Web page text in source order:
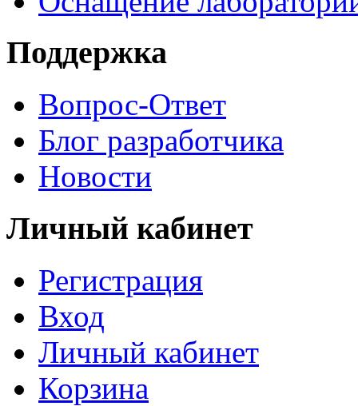
Поддержка
Вопрос-Ответ
Блог разработчика
Новости
Личный кабинет
Регистрация
Вход
Личный кабинет
Корзина